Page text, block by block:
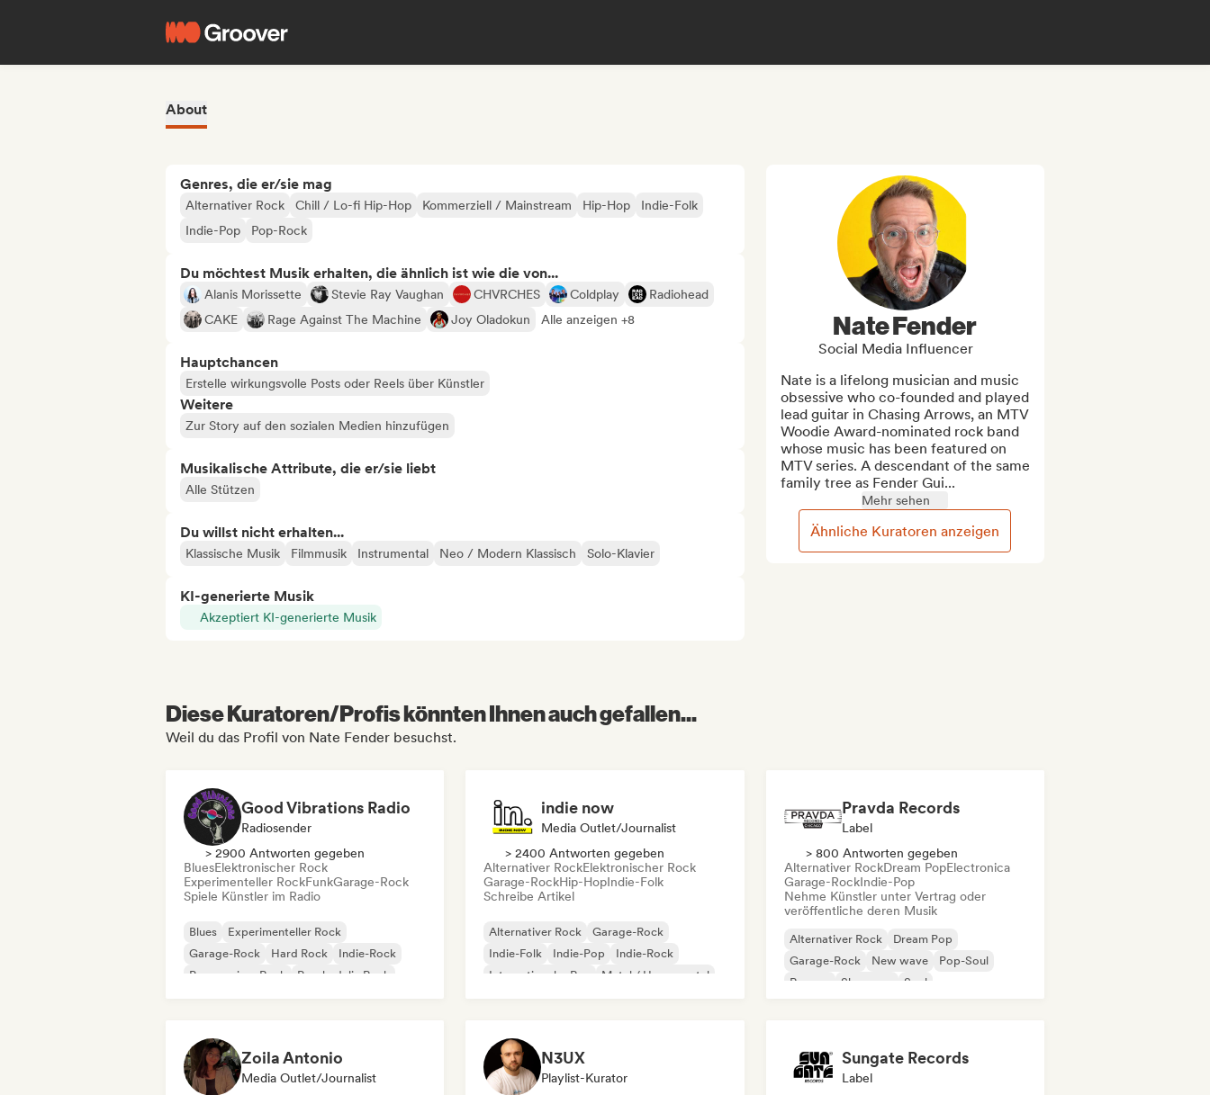
About
Genres, die er/sie mag
Alternativer Rock Chill / Lo-fi Hip-Hop Kommerziell / Mainstream Hip-Hop
Indie-Folk
Indie-Pop
Pop-Rock
Du möchtest Musik erhalten, die ähnlich ist wie die von...
Alanis Morissette Stevie Ray Vaughan CHVRCHES Coldplay
Radiohead
CAKE
Rage Against The Machine Joy Oladokun Alle anzeigen +8
Hauptchancen
Erstelle wirkungsvolle Posts oder Reels über Künstler
Weitere
Zur Story auf den sozialen Medien hinzufügen
Musikalische Attribute, die er/sie liebt
Alle Stützen
Du willst nicht erhalten...
Klassische Musik Filmmusik Instrumental Neo / Modern Klassisch Solo-Klavier
KI-generierte Musik
Akzeptiert KI-generierte Musik
Nate Fender
Social Media Influencer
Nate is a lifelong musician and music
obsessive who co-founded and played
lead guitar in Chasing Arrows, an MTV
Woodie Award-nominated rock band
whose music has been featured on
MTV series. A descendant of the same
family tree as Fender Gui...
Mehr sehen
Ähnliche Kuratoren anzeigen
Diese Kuratoren/Profis könnten Ihnen auch gefallen...
Weil du das Profil von Nate Fender besuchst.
Good Vibrations Radio
Radiosender
> 2900 Antworten gegeben
BluesElektronischer Rock
Experimenteller RockFunkGarage-Rock
Spiele Künstler im Radio
Blues
Experimenteller Rock
Garage-Rock
Hard Rock
Indie-Rock
Progressiver Rock
Psychedelic Rock
indie now
Media Outlet/Journalist
> 2400 Antworten gegeben
Alternativer RockElektronischer Rock
Garage-RockHip-HopIndie-Folk
Schreibe Artikel
Alternativer Rock
Garage-Rock
Indie-Folk
Indie-Pop
Indie-Rock
Internationaler Rap
Metal / Heavy metal
Pravda Records
Label
> 800 Antworten gegeben
Alternativer RockDream PopElectronica
Garage-RockIndie-Pop
Nehme Künstler unter Vertrag oder
veröffentliche deren Musik
Alternativer Rock
Dream Pop
Garage-Rock
New wave
Pop-Soul
Reggae
Shoegaze Soul
Zoila Antonio
Media Outlet/Journalist
N3UX
Playlist-Kurator
Sungate Records
Label